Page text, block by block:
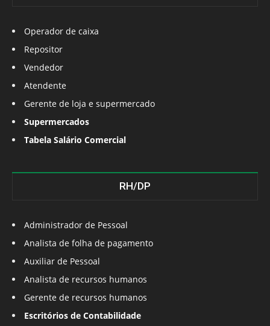
Operador de caixa
Repositor
Vendedor
Atendente
Gerente de loja e supermercado
Supermercados
Tabela Salário Comercial
RH/DP
Administrador de Pessoal
Analista de folha de pagamento
Auxiliar de Pessoal
Analista de recursos humanos
Gerente de recursos humanos
Escritórios de Contabilidade